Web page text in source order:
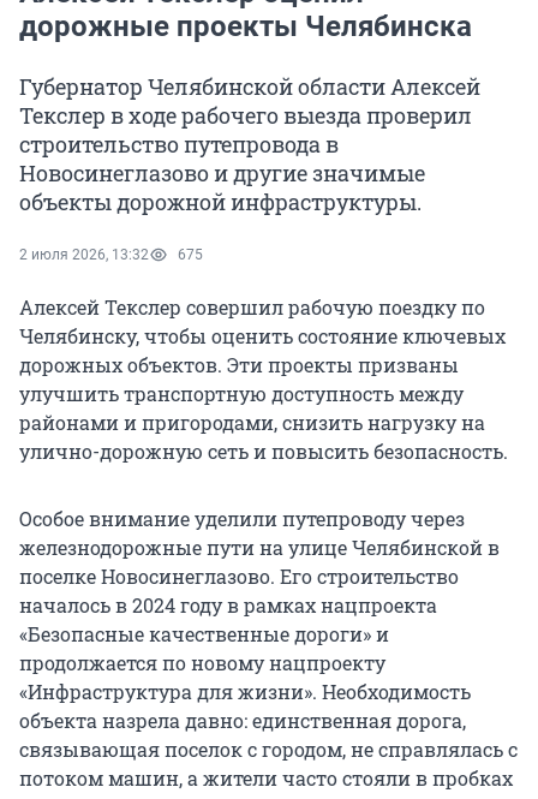
дорожные проекты Челябинска
Губернатор Челябинской области Алексей
Текслер в ходе рабочего выезда проверил
строительство путепровода в
Новосинеглазово и другие значимые
объекты дорожной инфраструктуры.
2 июля 2026, 13:32 675
Алексей Текслер совершил рабочую поездку по
Челябинску, чтобы оценить состояние ключевых
дорожных объектов. Эти проекты призваны
улучшить транспортную доступность между
районами и пригородами, снизить нагрузку на
улично-дорожную сеть и повысить безопасность.
Особое внимание уделили путепроводу через
железнодорожные пути на улице Челябинской в
поселке Новосинеглазово. Его строительство
началось в 2024 году в рамках нацпроекта
«Безопасные качественные дороги» и
продолжается по новому нацпроекту
«Инфраструктура для жизни». Необходимость
объекта назрела давно: единственная дорога,
связывающая поселок с городом, не справлялась с
потоком машин, а жители часто стояли в пробках